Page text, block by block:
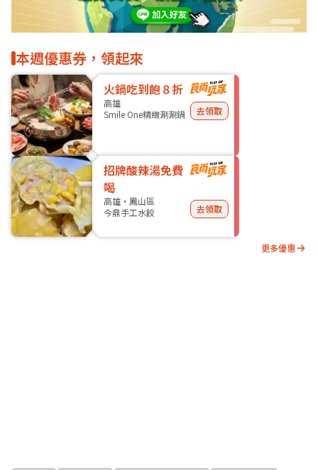
本週優惠券，領起來
火鍋吃到飽８折
高雄
Smile One精緻涮涮鍋
去領取
招牌酸辣湯免費
喝
高雄・鳳山區
今鼎手工水餃
去領取
更多優惠